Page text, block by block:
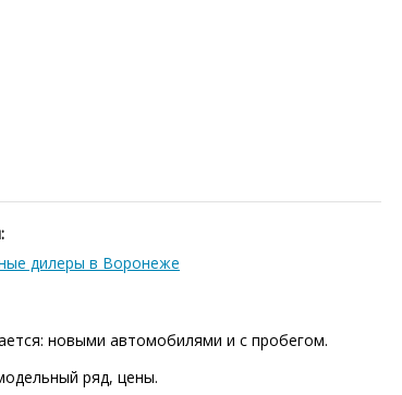
дилеры в Воронеже
новыми автомобилями и с пробегом.
ряд, цены.